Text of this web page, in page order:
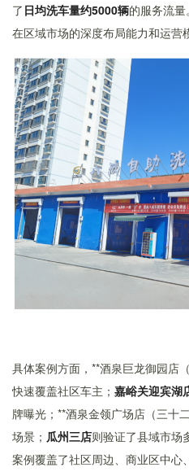
了 日均洗车量约5000辆的服务流
在区域市场的深度布局能力和运营
具体案例方面，**酒泉巨龙御园店
快速覆盖社区车主； 嘉峪关迎宾湖
牌曝光；**酒泉金领广场店（三十
场景； 瓜州三店则验证了县域市场
案例覆盖了社区周边、商业区中心